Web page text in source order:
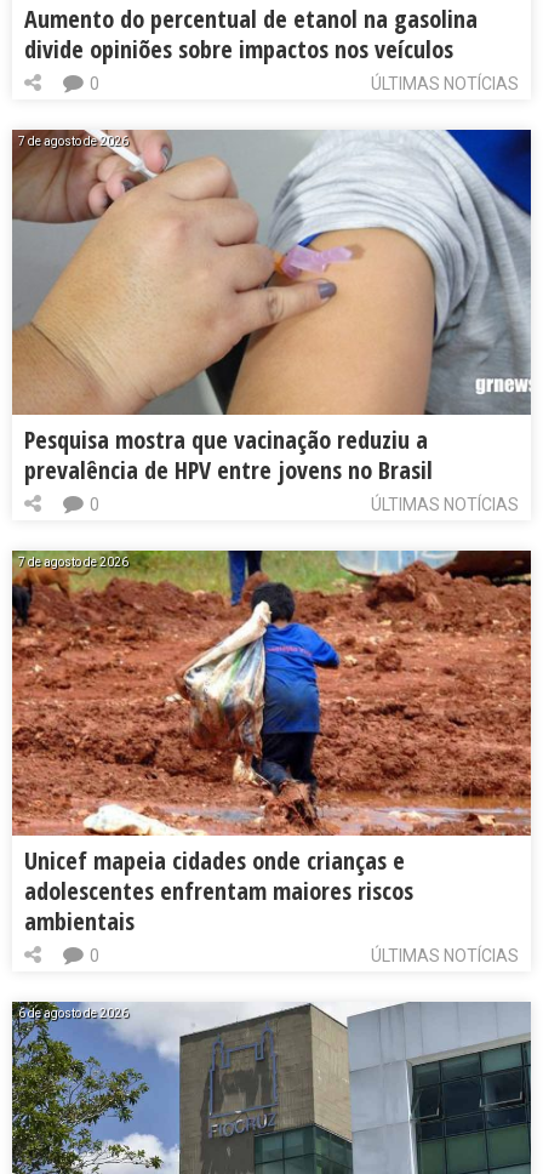
Aumento do percentual de etanol na gasolina
divide opiniões sobre impactos nos veículos
ÚLTIMAS NOTÍCIAS
0
7 de agosto de 2026
Pesquisa mostra que vacinação reduziu a
prevalência de HPV entre jovens no Brasil
ÚLTIMAS NOTÍCIAS
0
7 de agosto de 2026
Unicef mapeia cidades onde crianças e
adolescentes enfrentam maiores riscos
ambientais
ÚLTIMAS NOTÍCIAS
0
6 de agosto de 2026